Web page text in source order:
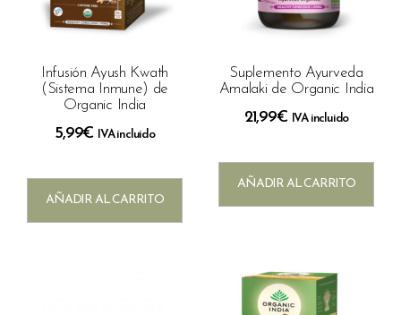
Infusión Ayush Kwath
(Sistema Inmune) de
Organic India
5,99€ IVA incluido
AÑADIR AL CARRITO
Suplemento Ayurveda
Amalaki de Organic India
21,99€ IVA incluido
AÑADIR AL CARRITO